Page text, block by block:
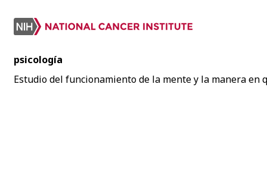
psicología
Estudio del funcionamiento de la mente y la manera